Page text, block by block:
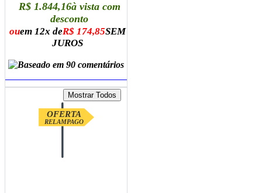
R$ 1.844,16à vista com
desconto
ouem 12x deR$ 174,85SEM
JUROS
OFERTA
RELAMPAGO